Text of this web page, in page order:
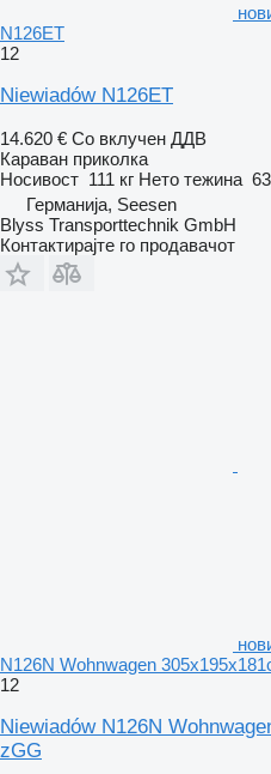
N126ET
12
Niewiadów N126ET
14.620 € Со вклучен ДДВ
Караван приколка
Носивост 111 кг Нето тежина
Германија, Seesen
Blyss Transporttechnik GmbH
Контактирајте го продавачот
N126N Wohnwagen
12
Niewiadów N126N
zGG